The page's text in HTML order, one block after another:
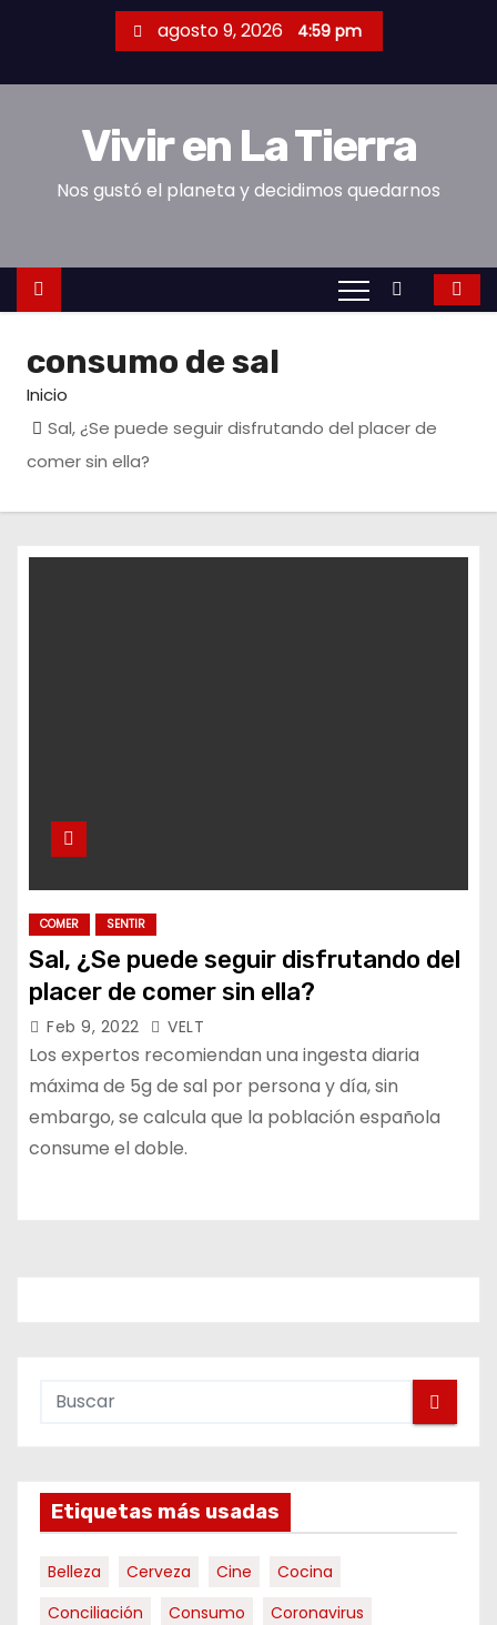
c
o
agosto 9, 2026 4:59 pm
Vivir en La Tierra
Nos gustó el planeta y decidimos quedarnos
consumo de sal
Inicio
Sal, ¿Se puede seguir disfrutando del placer de
comer sin ella?
COMER SENTIR
Sal, ¿Se puede seguir disfrutando del
placer de comer sin ella?
Feb 9, 2022 VELT
Los expertos recomiendan una ingesta diaria
máxima de 5g de sal por persona y día, sin
embargo, se calcula que la población española
consume el doble.
Etiquetas más usadas
Belleza Cerveza Cine
Cocina
Conciliación
Consumo
Coronavirus